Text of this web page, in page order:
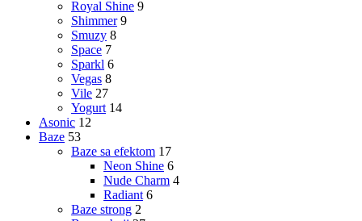
Royal Shine 9
Shimmer 9
Smuzy 8
Space 7
Sparkl 6
Vegas 8
Vile 27
Yogurt 14
Asonic 12
Baze 53
Baze sa efektom 17
Neon Shine 6
Nude Charm 4
Radiant 6
Baze strong 2